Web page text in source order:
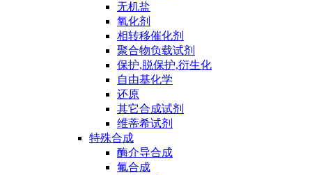
无机盐
氧化剂
相转移催化剂
聚合物负载试剂
保护,脱保护,衍生化
自由基化学
还原
其它合成试剂
维蒂希试剂
特殊合成
酶介导合成
氟合成